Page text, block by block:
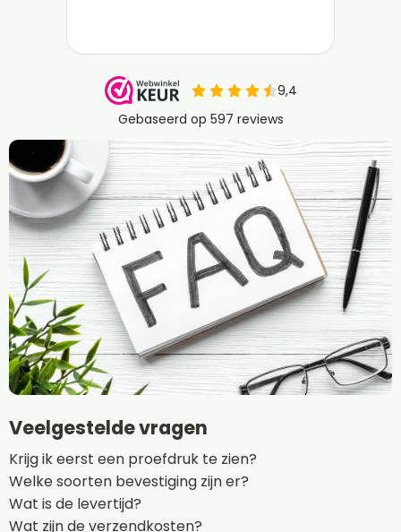
Veelgestelde vragen
Krijg ik eerst een proefdruk te zien?
Welke soorten bevestiging zijn er?
Wat is de levertijd?
Wat zijn de verzendkosten?